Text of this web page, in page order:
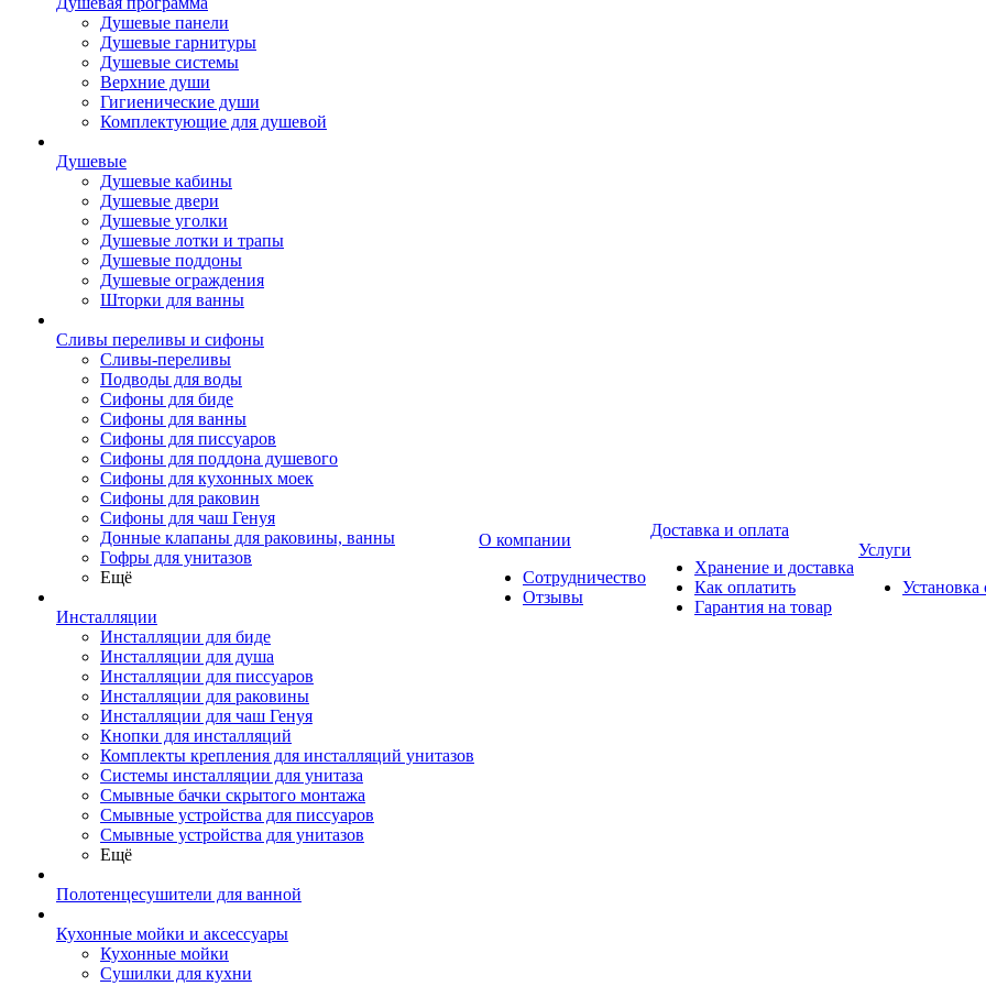
Душевые панели
Душевые гарнитуры
Душевые системы
Верхние души
Гигиенические души
Комплектующие для душевой
Душевые
Душевые кабины
Душевые двери
Душевые уголки
Душевые лотки и трапы
Душевые поддоны
Душевые ограждения
Шторки для ванны
Сливы переливы и сифоны
Сливы-переливы
Подводы для воды
Сифоны для биде
Сифоны для ванны
Сифоны для писсуаров
Сифоны для поддона душевого
Сифоны для кухонных моек
Сифоны для раковин
Сифоны для чаш Генуя
Донные клапаны для раковины, ванны
Гофры для унитазов
Ещё
Инсталляции
Инсталляции для биде
Инсталляции для душа
Инсталляции для писсуаров
Инсталляции для раковины
Инсталляции для чаш Генуя
Кнопки для инсталляций
Комплекты крепления для инсталляций унитазов
Системы инсталляции для унитаза
Смывные бачки скрытого монтажа
Смывные устройства для писсуаров
Смывные устройства для унитазов
Ещё
Полотенцесушители для ванной
Кухонные мойки и аксессуары
Кухонные мойки
Сушилки для кухни
О компании
Сотрудничество
Отзывы
Доставка и оплата
Хранение и доставка
Как оплатить
Гарантия на товар
Услуги
Установка